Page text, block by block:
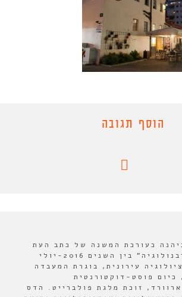
הוסף תגובה
כעורכת המשנה של כתב העת
והפודקסט "אורבנולוגיה" בין השנים 2016-יולי
עירונית, בוגרת המעבדה
כיום פוסט-דוקטורנטית
זוכת מלגת פולברייט. הדס